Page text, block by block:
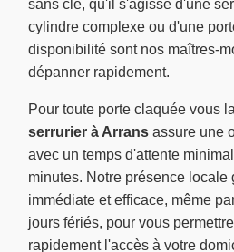
sans clé, qu'il s'agisse d'une
cylindre complexe ou d'une
disponibilité sont nos maîtres-
dépanner rapidement.
Pour toute porte claquée vous
serrurier à Arrans assure une
avec un temps d'attente
minutes. Notre présence locale
immédiate et efficace, même
jours fériés, pour vous
rapidement l'accès à votre